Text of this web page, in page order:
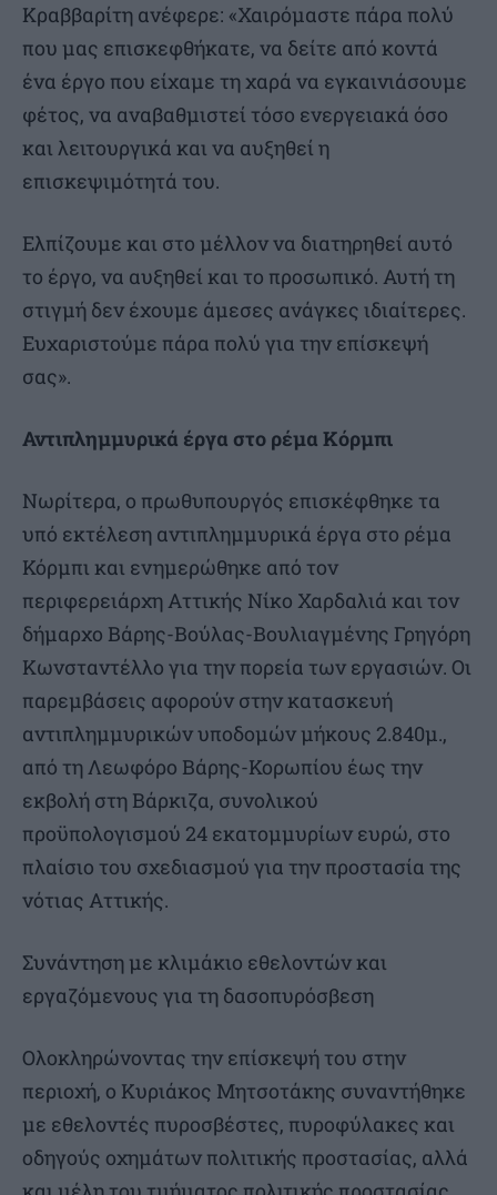
Κραββαρίτη ανέφερε: «Χαιρόμαστε πάρα πολύ
που μας επισκεφθήκατε, να δείτε από κοντά
ένα έργο που είχαμε τη χαρά να εγκαινιάσουμε
φέτος, να αναβαθμιστεί τόσο ενεργειακά όσο
και λειτουργικά και να αυξηθεί η
επισκεψιμότητά του.
Ελπίζουμε και στο μέλλον να διατηρηθεί αυτό
το έργο, να αυξηθεί και το προσωπικό. Αυτή τη
στιγμή δεν έχουμε άμεσες ανάγκες ιδιαίτερες.
Ευχαριστούμε πάρα πολύ για την επίσκεψή
σας».
Αντιπλημμυρικά έργα στο ρέμα Κόρμπι
Νωρίτερα, ο πρωθυπουργός επισκέφθηκε τα
υπό εκτέλεση αντιπλημμυρικά έργα στο ρέμα
Κόρμπι και ενημερώθηκε από τον
περιφερειάρχη Αττικής Νίκο Χαρδαλιά και τον
δήμαρχο Βάρης-Βούλας-Βουλιαγμένης Γρηγόρη
Κωνσταντέλλο για την πορεία των εργασιών. Οι
παρεμβάσεις αφορούν στην κατασκευή
αντιπλημμυρικών υποδομών μήκους 2.840μ.,
από τη Λεωφόρο Βάρης-Κορωπίου έως την
εκβολή στη Βάρκιζα, συνολικού
προϋπολογισμού 24 εκατομμυρίων ευρώ, στο
πλαίσιο του σχεδιασμού για την προστασία της
νότιας Αττικής.
Συνάντηση με κλιμάκιο εθελοντών και
εργαζόμενους για τη δασοπυρόσβεση
Ολοκληρώνοντας την επίσκεψή του στην
περιοχή, ο Κυριάκος Μητσοτάκης συναντήθηκε
με εθελοντές πυροσβέστες, πυροφύλακες και
οδηγούς οχημάτων πολιτικής προστασίας, αλλά